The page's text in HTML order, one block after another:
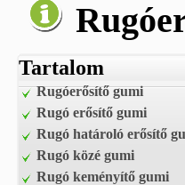
Tartalom
Rugóerősítő gumi
Rugó erősítő gumi
Rugó határoló erősítő
Rugó közé gumi
Rugó keményítő gumi